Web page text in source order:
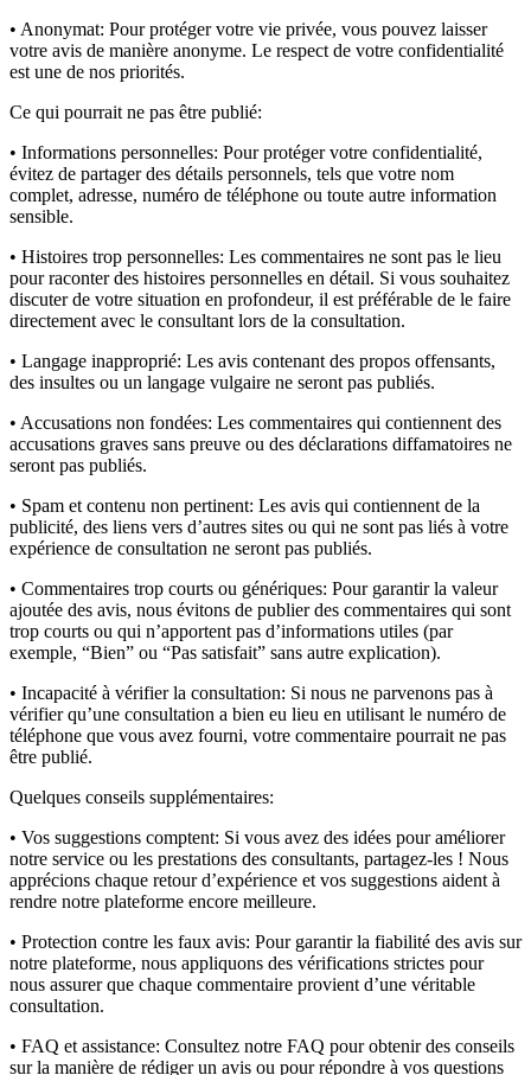
• Anonymat: Pour protéger votre vie privée, vous pouvez laisser
votre avis de manière anonyme. Le respect de votre confidentialité
est une de nos priorités.
Ce qui pourrait ne pas être publié:
• Informations personnelles: Pour protéger votre confidentialité,
évitez de partager des détails personnels, tels que votre nom
complet, adresse, numéro de téléphone ou toute autre information
sensible.
• Histoires trop personnelles: Les commentaires ne sont pas le lieu
pour raconter des histoires personnelles en détail. Si vous souhaitez
discuter de votre situation en profondeur, il est préférable de le faire
directement avec le consultant lors de la consultation.
• Langage inapproprié: Les avis contenant des propos offensants,
des insultes ou un langage vulgaire ne seront pas publiés.
• Accusations non fondées: Les commentaires qui contiennent des
accusations graves sans preuve ou des déclarations diffamatoires ne
seront pas publiés.
• Spam et contenu non pertinent: Les avis qui contiennent de la
publicité, des liens vers d’autres sites ou qui ne sont pas liés à votre
expérience de consultation ne seront pas publiés.
• Commentaires trop courts ou génériques: Pour garantir la valeur
ajoutée des avis, nous évitons de publier des commentaires qui sont
trop courts ou qui n’apportent pas d’informations utiles (par
exemple, “Bien” ou “Pas satisfait” sans autre explication).
• Incapacité à vérifier la consultation: Si nous ne parvenons pas à
vérifier qu’une consultation a bien eu lieu en utilisant le numéro de
téléphone que vous avez fourni, votre commentaire pourrait ne pas
être publié.
Quelques conseils supplémentaires:
• Vos suggestions comptent: Si vous avez des idées pour améliorer
notre service ou les prestations des consultants, partagez-les ! Nous
apprécions chaque retour d’expérience et vos suggestions aident à
rendre notre plateforme encore meilleure.
• Protection contre les faux avis: Pour garantir la fiabilité des avis sur
notre plateforme, nous appliquons des vérifications strictes pour
nous assurer que chaque commentaire provient d’une véritable
consultation.
• FAQ et assistance: Consultez notre FAQ pour obtenir des conseils
sur la manière de rédiger un avis ou pour répondre à vos questions